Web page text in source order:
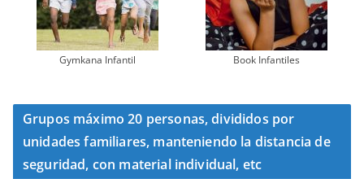
Gymkana Infantil Book Infantiles
Grupos máximo 20 personas, divididos por
unidades familiares, manteniendo la distancia de
seguridad, con material individual, etc